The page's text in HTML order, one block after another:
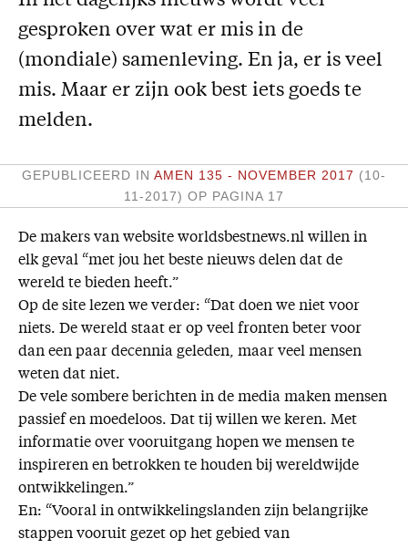
Missie
Service
Nabestellen
En verder
Bijbelstudieagenda
gesproken over wat er mis in de
(mondiale) samenleving. En ja, er is veel
mis. Maar er zijn ook best iets goeds te
melden.
GEPUBLICEERD IN AMEN 135 - NOVEMBER 2017 (10-
11-2017) OP PAGINA 17
De makers van website worldsbestnews.nl willen in
elk geval “met jou het beste nieuws delen dat de
wereld te bieden heeft.”
Op de site lezen we verder: “Dat doen we niet voor
niets. De wereld staat er op veel fronten beter voor
dan een paar decennia geleden, maar veel mensen
weten dat niet.
De vele sombere berichten in de media maken mensen
passief en moedeloos. Dat tij willen we keren. Met
informatie over vooruitgang hopen we mensen te
inspireren en betrokken te houden bij wereldwijde
ontwikkelingen.”
En: “Vooral in ontwikkelingslanden zijn belangrijke
stappen vooruit gezet op het gebied van